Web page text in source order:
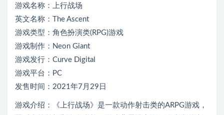
游戏名称：上行战场
英文名称：The Ascent
游戏类型：角色扮演类(RPG)游戏
游戏制作：Neon Giant
游戏发行：Curve Digital
游戏平台：PC
发售时间：2021年7月29日
游戏介绍：《上行战场》是一款动作射击类的ARPG游戏，